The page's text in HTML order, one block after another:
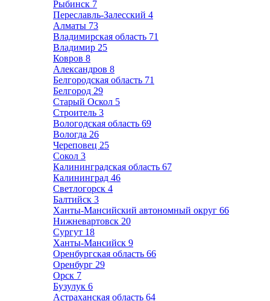
Рыбинск 7
Переславль-Залесский 4
Алматы 73
Владимирская область 71
Владимир 25
Ковров 8
Александров 8
Белгородская область 71
Белгород 29
Старый Оскол 5
Строитель 3
Вологодская область 69
Вологда 26
Череповец 25
Сокол 3
Калининградская область 67
Калининград 46
Светлогорск 4
Балтийск 3
Ханты-Мансийский автономный округ 66
Нижневартовск 20
Сургут 18
Ханты-Мансийск 9
Оренбургская область 66
Оренбург 29
Орск 7
Бузулук 6
Астраханская область 64